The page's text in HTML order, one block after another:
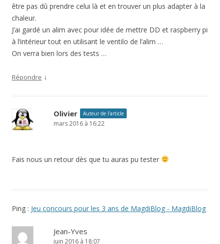
être pas dû prendre celui là et en trouver un plus adapter à la
chaleur.
J’ai gardé un alim avec pour idée de mettre DD et raspberry pi
à l’intérieur tout en utilisant le ventilo de l’alim …
On verra bien lors des tests …
Répondre ↓
Olivier Auteur de l’article
mars 2016 à 16:22
Fais nous un retour dès que tu auras pu tester
Ping : Jeu concours pour les 3 ans de MagdiBlog - MagdiBlog
Jean-Yves
juin 2016 à 18:07